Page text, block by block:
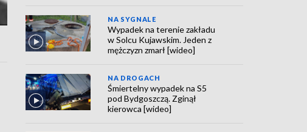
NA SYGNALE
Wypadek na terenie zakładu
w Solcu Kujawskim. Jeden z
mężczyzn zmarł [wideo]
NA DROGACH
Śmiertelny wypadek na S5
pod Bydgoszczą. Zginął
kierowca [wideo]